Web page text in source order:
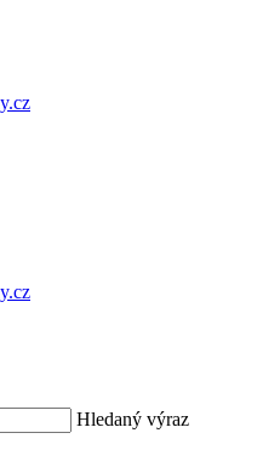
Hledaný výraz